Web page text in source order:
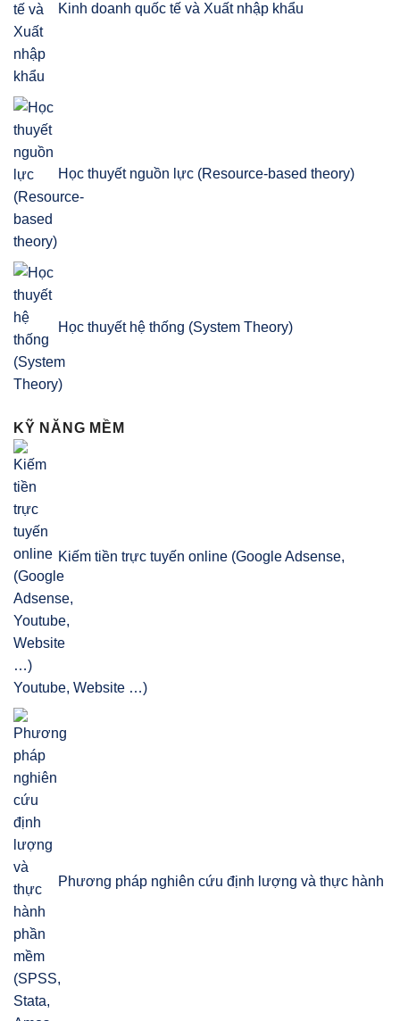
Kinh doanh quốc tế và Xuất nhập khẩu
Học thuyết nguồn lực (Resource-based theory)
Học thuyết hệ thống (System Theory)
KỸ NĂNG MỀM
Kiếm tiền trực tuyến online (Google Adsense,
Youtube, Website …)
Phương pháp nghiên cứu định lượng và thực hành